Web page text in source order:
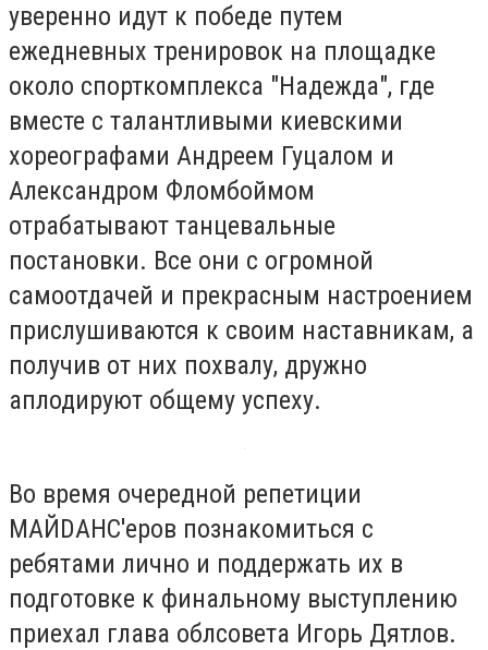
уверенно идут к победе путем
ежедневных тренировок на площадке
около спорткомплекса "Надежда", где
вместе с талантливыми киевскими
хореографами Андреем Гуцалом и
Александром Фломбоймом
отрабатывают танцевальные
постановки. Все они с огромной
самоотдачей и прекрасным настроением
прислушиваются к своим наставникам, а
получив от них похвалу, дружно
аплодируют общему успеху.
Во время очередной репетиции
МАЙDАНС′еров познакомиться с
ребятами лично и поддержать их в
подготовке к финальному выступлению
приехал глава облсовета Игорь Дятлов.